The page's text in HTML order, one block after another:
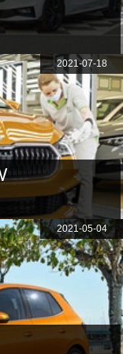
2021-07-18
2021-05-04